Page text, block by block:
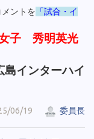
ントを 「試合・イ
子 秀明英光
島インターハイ
06/19 委員長